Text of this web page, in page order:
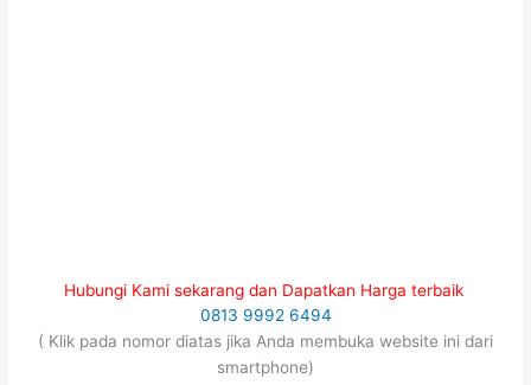
Hubungi Kami sekarang dan Dapatkan Harga terbaik
0813 9992 6494
( Klik pada nomor diatas jika Anda membuka website ini dari
smartphone)